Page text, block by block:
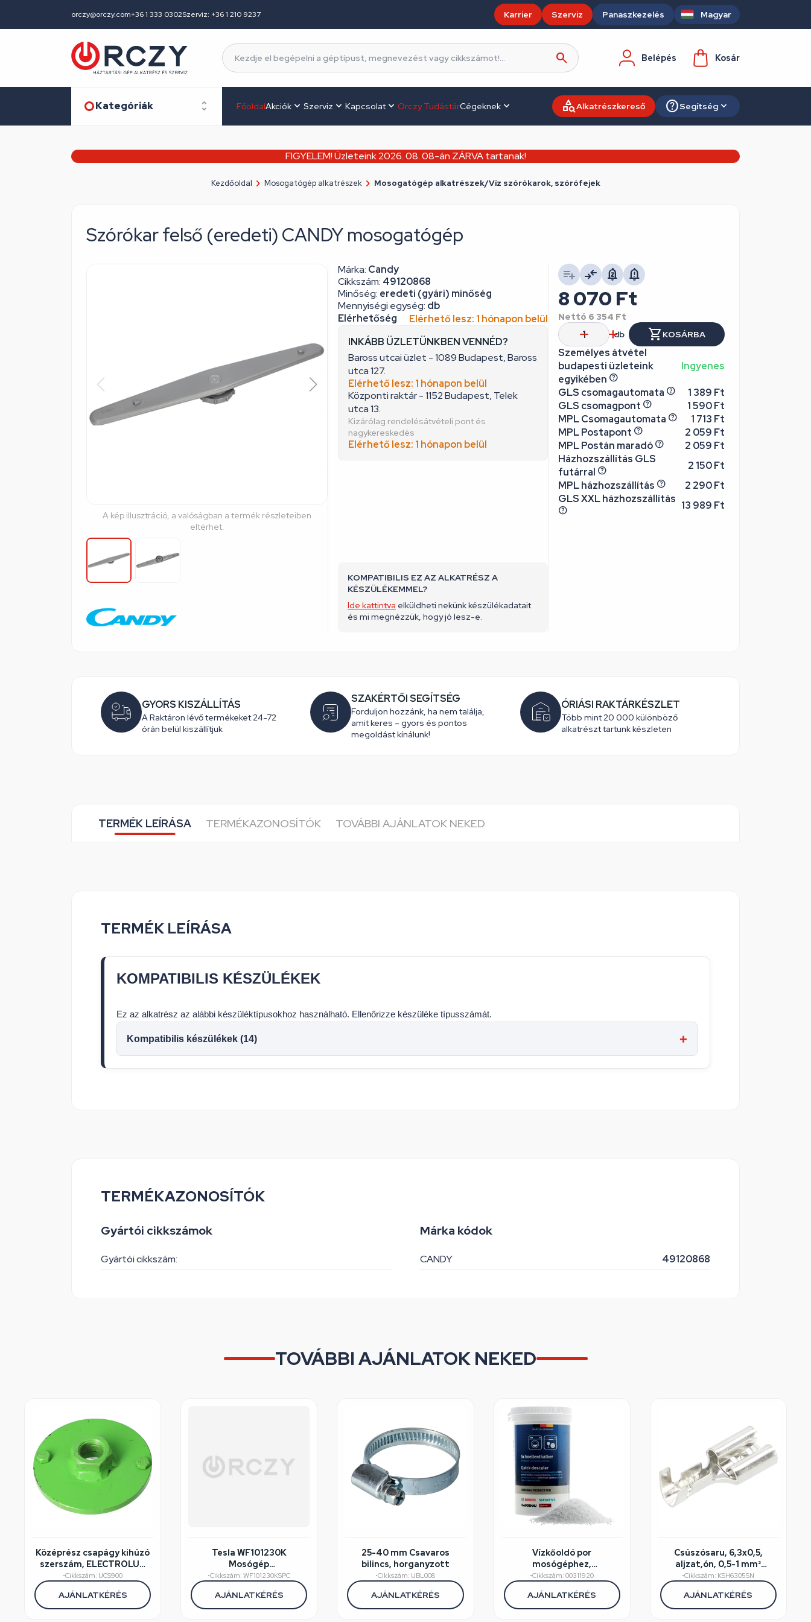
orczy@orczy.com+36 1 333 0302Szerviz: +36 1 210 9237 Karrier Szerviz Panaszkezelés Magyar
Belépés Kosár
Kategóriák FőoldalAkciók Szerviz Kapcsolat Orczy TudástárCégeknek Alkatrészkereső Segítség
FIGYELEM! Üzleteink 2026. 08. 08-án ZÁRVA tartanak!
Kezdőoldal Mosogatógép alkatrészek Mosogatógép alkatrészek/Víz szórókarok, szórófejek
Szórókar felső (eredeti) CANDY mosogatógép
A kép illusztráció, a valóságban a termék részleteiben
eltérhet.
Márka: Candy
Cikkszám: 49120868
Minőség: eredeti (gyári) minőség
Mennyiségi egység: db
Elérhetőség
Elérhető lesz: 1 hónapon belül
INKÁBB ÜZLETÜNKBEN VENNÉD?
Baross utcai üzlet - 1089 Budapest, Baross
utca 127.
Elérhető lesz: 1 hónapon belül
Központi raktár - 1152 Budapest, Telek
utca 13.
Kizárólag rendelésátvételi pont és
nagykereskedés
Elérhető lesz: 1 hónapon belül
KOMPATIBILIS EZ AZ ALKATRÉSZ A
KÉSZÜLÉKEMMEL?
Ide kattintva elküldheti nekünk készülékadatait
és mi megnézzük, hogy jó lesz-e.
8 070 Ft
Nettó 6 354 Ft
db
KOSÁRBA
Személyes átvétel
budapesti üzleteink
egyikében
Ingyenes
GLS csomagautomata
1 389 Ft
GLS csomagpont
1 590 Ft
MPL Csomagautomata
1 713 Ft
MPL Postapont
2 059 Ft
MPL Postán maradó
2 059 Ft
Házhozszállítás GLS
futárral
2 150 Ft
MPL házhozszállítás
2 290 Ft
GLS XXL házhozszállítás
13 989 Ft
GYORS KISZÁLLÍTÁS
A Raktáron lévő termékeket 24-72
órán belül kiszállítjuk
SZAKÉRTŐI SEGÍTSÉG
Forduljon hozzánk, ha nem találja,
amit keres – gyors és pontos
megoldást kínálunk!
ÓRIÁSI RAKTÁRKÉSZLET
Több mint 20 000 különböző
alkatrészt tartunk készleten
TERMÉK LEÍRÁSA TERMÉKAZONOSÍTÓK TOVÁBBI AJÁNLATOK NEKED
TERMÉK LEÍRÁSA
KOMPATIBILIS KÉSZÜLÉKEK
Ez az alkatrész az alábbi készüléktípusokhoz használható. Ellenőrizze készüléke típusszámát.
Kompatibilis készülékek (14)
TERMÉKAZONOSÍTÓK
Gyártói cikkszámok
Gyártói cikkszám:
Márka kódok
CANDY 49120868
TOVÁBBI AJÁNLATOK NEKED
Középrész csapágy kihúzó
szerszám, ELECTROLUX
mosógép
•Cikkszám: UCS900
AJÁNLATKÉRÉS
Tesla WF101230K
Mosógép
felújított/szépséghibás
•Cikkszám: WF101230KSPC
AJÁNLATKÉRÉS
25-40 mm Csavaros
bilincs, horganyzott
•Cikkszám: UBL008
AJÁNLATKÉRÉS
Vízkőoldó por
mosógéphez,
mosogatógéphez 250g
•Cikkszám: 00311920
AJÁNLATKÉRÉS
Csúszósaru, 6,3x0,5,
aljzat,ón, 0,5-1 mm²
kábelhez
•Cikkszám: KSH6305SN
AJÁNLATKÉRÉS